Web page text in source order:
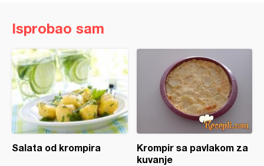
Isprobao sam
Salata od krompira
Krompir sa pavlakom za
kuvanje